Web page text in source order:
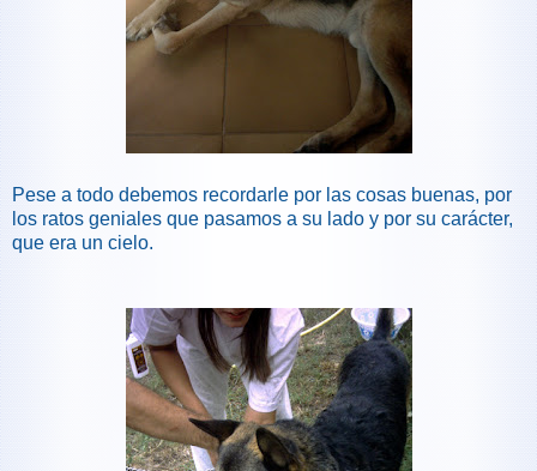
Pese a todo debemos recordarle por las cosas buenas, por
los ratos geniales que pasamos a su lado y por su carácter,
que era un cielo.